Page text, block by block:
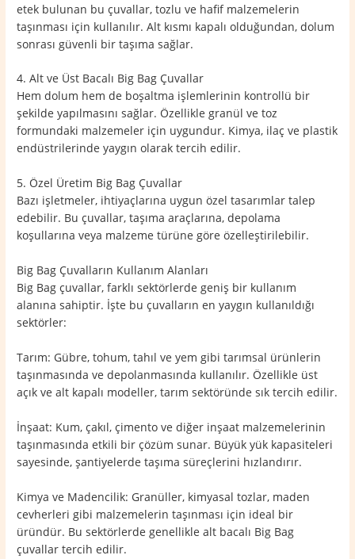
etek bulunan bu çuvallar, tozlu ve hafif malzemelerin
taşınması için kullanılır. Alt kısmı kapalı olduğundan, dolum
sonrası güvenli bir taşıma sağlar.
4. Alt ve Üst Bacalı Big Bag Çuvallar
Hem dolum hem de boşaltma işlemlerinin kontrollü bir
şekilde yapılmasını sağlar. Özellikle granül ve toz
formundaki malzemeler için uygundur. Kimya, ilaç ve plastik
endüstrilerinde yaygın olarak tercih edilir.
5. Özel Üretim Big Bag Çuvallar
Bazı işletmeler, ihtiyaçlarına uygun özel tasarımlar talep
edebilir. Bu çuvallar, taşıma araçlarına, depolama
koşullarına veya malzeme türüne göre özelleştirilebilir.
Big Bag Çuvalların Kullanım Alanları
Big Bag çuvallar, farklı sektörlerde geniş bir kullanım
alanına sahiptir. İşte bu çuvalların en yaygın kullanıldığı
sektörler:
Tarım: Gübre, tohum, tahıl ve yem gibi tarımsal ürünlerin
taşınmasında ve depolanmasında kullanılır. Özellikle üst
açık ve alt kapalı modeller, tarım sektöründe sık tercih edilir.
İnşaat: Kum, çakıl, çimento ve diğer inşaat malzemelerinin
taşınmasında etkili bir çözüm sunar. Büyük yük kapasiteleri
sayesinde, şantiyelerde taşıma süreçlerini hızlandırır.
Kimya ve Madencilik: Granüller, kimyasal tozlar, maden
cevherleri gibi malzemelerin taşınması için ideal bir
üründür. Bu sektörlerde genellikle alt bacalı Big Bag
çuvallar tercih edilir.